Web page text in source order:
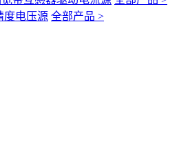
度电压源 全部产品 >